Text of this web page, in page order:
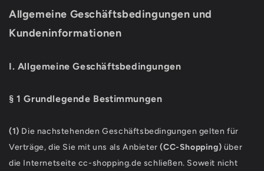
Allgemeine Geschäftsbedingungen und
Kundeninformationen
I. Allgemeine Geschäftsbedingungen
§ 1 Grundlegende Bestimmungen
(1) Die nachstehenden Geschäftsbedingungen gelten für
Verträge, die Sie mit uns als Anbieter(CC-Shopping) über
die Internetseite cc-shopping.de schließen. Soweit nicht